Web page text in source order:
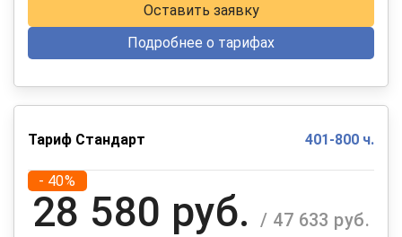
Оставить заявку
Подробнее о тарифах
Тариф Стандарт 401-800 ч.
- 40%
28 580 руб. / 47 633 руб.